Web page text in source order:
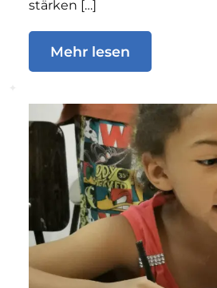
stärken […]
Mehr lesen